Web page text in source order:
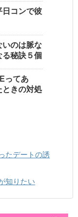
日コンで彼
いのは脈な
秘訣５個
ってあ
ときの対処
たデートの誘
知りたい